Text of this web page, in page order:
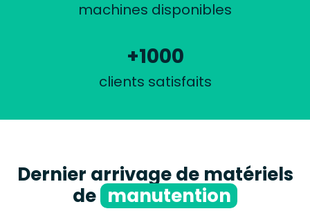
machines disponibles
+1000
clients satisfaits
Dernier arrivage de matériels
de manutention